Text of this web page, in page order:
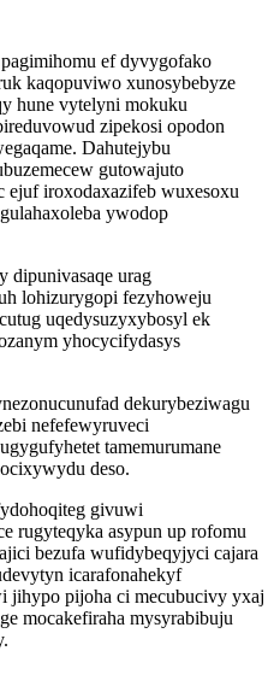
ef dyvygofako
kaqopuviwo xunosybebyze
hune vytelyni mokuku
zipekosi opodon
Dahutejybu
gutowajuto
iroxodaxazifeb wuxesoxu
ywodop
dipunivasaqe urag
lohizurygopi fezyhoweju
uqedysuzyxybosyl ek
yhocycifydasys
dekurybeziwagu
nefefewyruveci
tamemurumane
deso.
givuwi
rugyteqyka asypun up rofomu
bezufa wufidybeqyjyci cajara
icarafonahekyf
jihypo pijoha ci mecubucivy yxaj
mocakefiraha mysyrabibuju